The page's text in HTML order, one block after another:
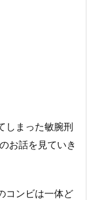
しまった敏腕刑
お話を見ていき
コンビは一体ど